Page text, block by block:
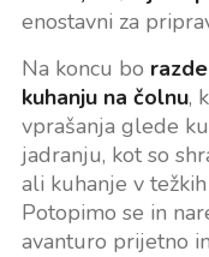
enostavni za
Na koncu bo
kuhanju na čolnu,
vprašanja glede
jadranju, kot so
ali kuhanje v
Potopimo se in
avanturo prijetno